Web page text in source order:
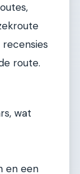
route.
wat
en een